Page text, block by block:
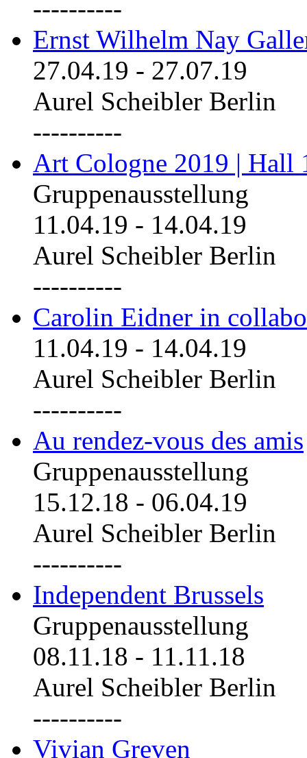
----------
Ernst Wilhelm Nay
27.04.19 - 27.07.19
Aurel Scheibler Berlin
----------
Art Cologne 2019 | Hall
Gruppenausstellung
11.04.19 - 14.04.19
Aurel Scheibler Berlin
----------
Carolin Eidner in
11.04.19 - 14.04.19
Aurel Scheibler Berlin
----------
Au rendez-vous des amis
Gruppenausstellung
15.12.18 - 06.04.19
Aurel Scheibler Berlin
----------
Independent Brussels
Gruppenausstellung
08.11.18 - 11.11.18
Aurel Scheibler Berlin
----------
Vivian Greven